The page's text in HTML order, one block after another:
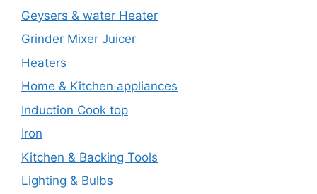
Geysers & water Heater
Grinder Mixer Juicer
Heaters
Home & Kitchen appliances
Induction Cook top
Iron
Kitchen & Backing Tools
Lighting & Bulbs